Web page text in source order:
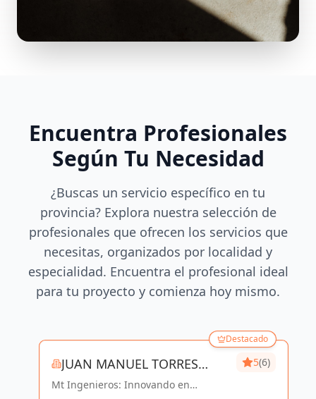
Encuentra Profesionales
Según Tu Necesidad
¿Buscas un servicio específico en tu
provincia? Explora nuestra selección de
profesionales que ofrecen los servicios que
necesitas, organizados por localidad y
especialidad. Encuentra el profesional ideal
para tu proyecto y comienza hoy mismo.
Destacado
JUAN MANUEL TORRES
SANCHEZ
Mt Ingenieros: Innovando en
5(6)